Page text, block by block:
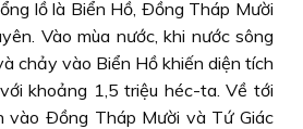
lồ là Biển Hồ, Ðồng Tháp Mười
Vào mùa nước, khi nước sông
chảy vào Biển Hồ khiến diện tích
khoảng 1,5 triệu héc-ta. Về tới
vào Ðồng Tháp Mười và Tứ Giác